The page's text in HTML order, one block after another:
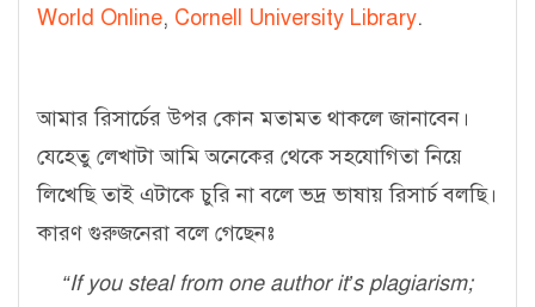
World Online, Cornell University Library.
আমার রিসার্চের উপর কোন মতামত থাকলে জানাবেন।
যেহেতু লেখাটা আমি অনেকের থেকে সহযোগিতা নিয়ে
লিখেছি তাই এটাকে চুরি না বলে ভদ্র ভাষায় রিসার্চ বলছি।
কারণ গুরুজনেরা বলে গেছেনঃ
“If you steal from one author it’s plagiarism;